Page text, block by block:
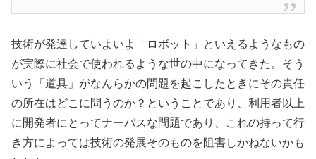
技術が発達していよいよ「ロボット」といえるようなもの
が実際に社会で使われるような世の中になってきた。そう
いう「道具」がなんらかの問題を起こしたときにその責任
の所在はどこに問うのか？ということであり、利用者以上
に開発者にとってナーバスな問題であり、これの持って行
き方によっては技術の発展そのものを阻害しかねないかも